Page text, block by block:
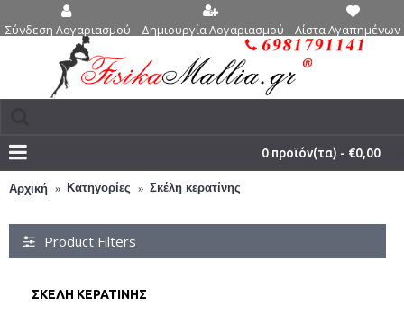
Σύνδεση Λογαριασμού Δημιουργία Λογαριασμού Λίστα Αγαπημένων
0 προϊόν(τα) - €0,00
Αρχική Κατηγορίες Σκέλη κερατίνης
Product Filters
ΣΚΈΛΗ ΚΕΡΑΤΊΝΗΣ